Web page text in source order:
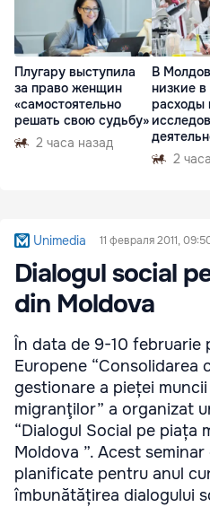
Плугару выступила
за право женщин
«самостоятельно
решать свою судьбу»
2 часа назад
В
низкие
расходы
2
Unimedia 11 февраля 2011,
Dialogul social
din Moldova
În data de 9-10 februarie
Europene “Consolidarea
gestionare a pieței
migranţilor” a organizat
“Dialogul Social pe piața
Moldova ”. Acest
planificate pentru anul
îmbunătățirea dialogului